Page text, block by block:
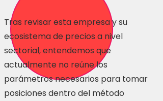
Tras revisar esta empresa y su
ecosistema de precios a nivel
sectorial, entendemos que
actualmente no reúne los
parámetros necesarios para tomar
posiciones dentro del método